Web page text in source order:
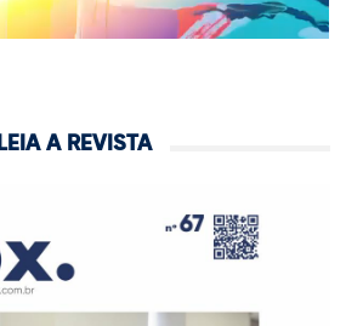
LEIA A REVISTA